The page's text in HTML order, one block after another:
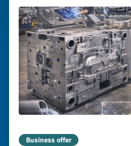
Business offer